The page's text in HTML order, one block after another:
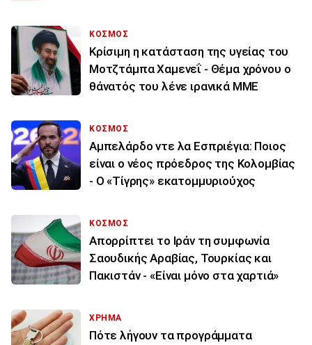
ΚΟΣΜΟΣ
Κρίσιμη η κατάσταση της υγείας του
Μοτζτάμπα Χαμενεΐ - Θέμα χρόνου ο
θάνατός του λένε ιρανικά ΜΜΕ
ΚΟΣΜΟΣ
Αμπελάρδο ντε λα Εσπριέγια: Ποιος
είναι ο νέος πρόεδρος της Κολομβίας
- Ο «Τίγρης» εκατομμυριούχος
ΚΟΣΜΟΣ
Απορρίπτει το Ιράν τη συμφωνία
Σαουδικής Αραβίας, Τουρκίας και
Πακιστάν - «Είναι μόνο στα χαρτιά»
ΧΡΗΜΑ
Πότε λήγουν τα προγράμματα